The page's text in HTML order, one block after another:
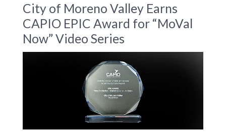
City of Moreno Valley Earns
CAPIO EPIC Award for “MoVal
Now” Video Series